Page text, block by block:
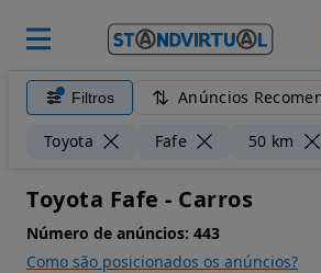
Filtros Anúncios
Toyota Fafe 50 km
Toyota Fafe - Carros
Número de anúncios: 443
Como são posicionados os anúncios?